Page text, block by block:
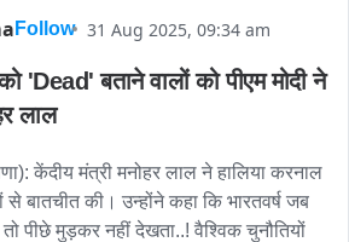
Follow 31 Aug 2025, 09:34 am
'Dead' बताने वालों को पीएम मोदी ने
लाल
केंदीय मंत्री मनोहर लाल ने हालिया करनाल
से बातचीत की। उन्होंने कहा कि भारतवर्ष जब
पीछे मुड़कर नहीं देखता..! वैश्विक चुनौतियों